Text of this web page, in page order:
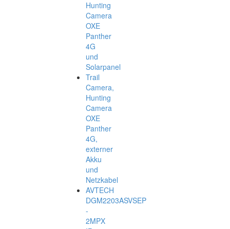
Hunting
Camera
OXE
Panther
4G
und
Solarpanel
Trail
Camera,
Hunting
Camera
OXE
Panther
4G,
externer
Akku
und
Netzkabel
AVTECH
DGM2203ASVSEP
-
2MPX